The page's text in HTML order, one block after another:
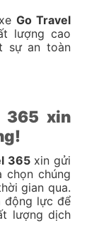
Go Travel
lượng cao
sự an toàn
365 xin
365 xin gửi
chọn chúng
gian qua.
động lực để
lượng dịch